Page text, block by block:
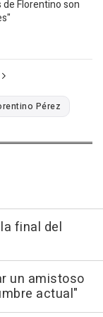
de Florentino son
Pérez
final del
un amistoso
actual"